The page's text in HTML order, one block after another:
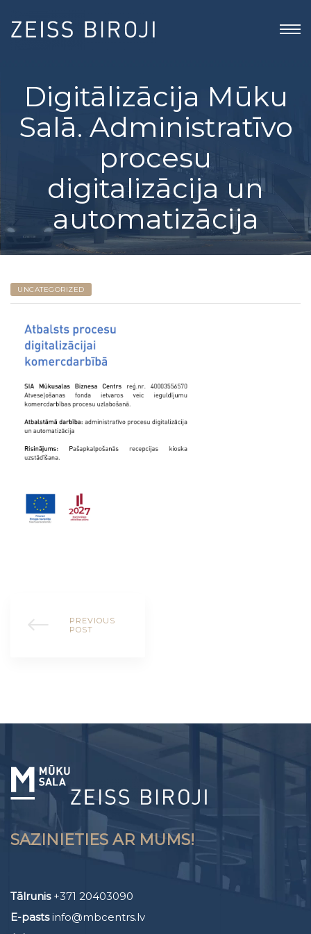
Digitālizācija Mūku
Salā. Administratīvo
procesu
digitalizācija un
automatizācija
UNCATEGORIZED
PREVIOUS
POST
SAZINIETIES AR MUMS!
Tālrunis +371 20403090
E-pastsinfo@mbcentrs.lv